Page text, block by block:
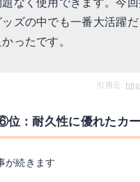
ズの中でも一番大活躍だ
ったです。
引用元:
位：耐久性に優れたカ
が続きます